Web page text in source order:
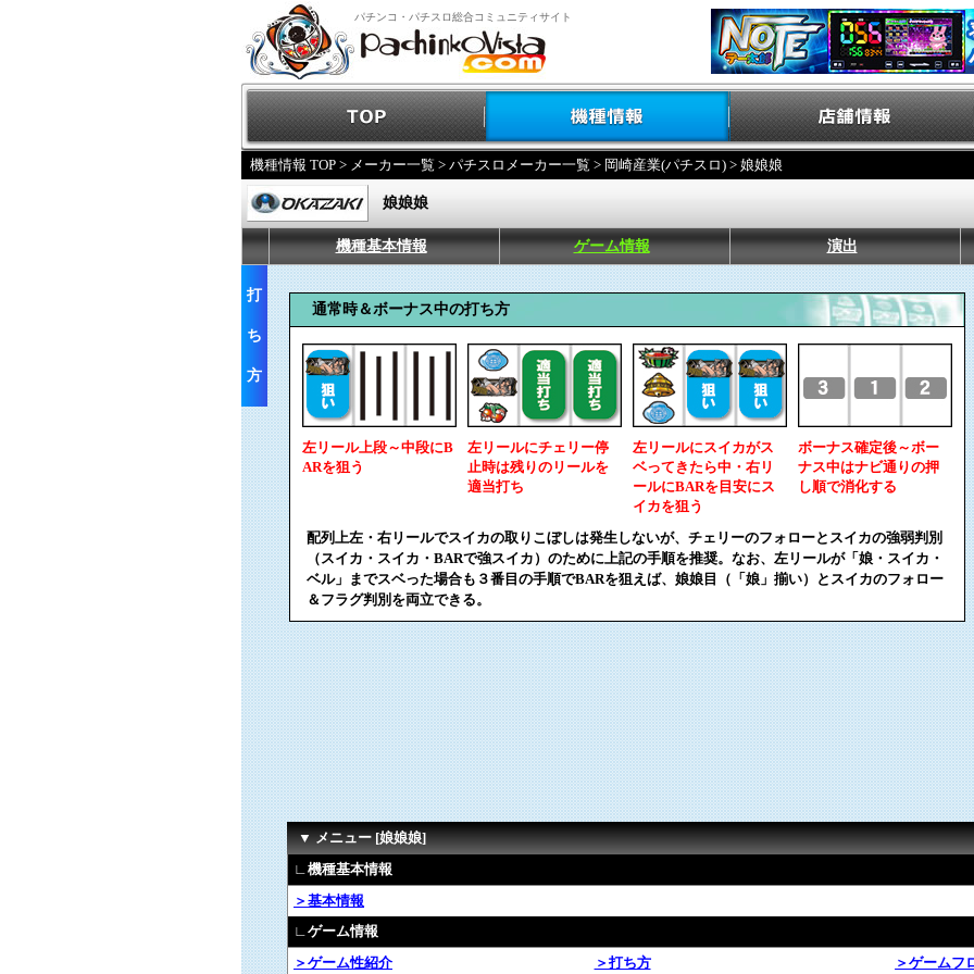
パチンコ・パチスロ総合コミュニティサイト
機種情報 TOP > メーカー一覧 > パチスロメーカー一覧 > 岡崎産業(パチスロ) > 娘娘娘
娘娘娘
機種基本情報 ゲーム情報 演出
打
ち
方
通常時＆ボーナス中の打ち方
左リール上段～中段にB
ARを狙う
左リールにチェリー停
止時は残りのリールを
適当打ち
左リールにスイカがス
ベってきたら中・右リ
ールにBARを目安にス
イカを狙う
ボーナス確定後～ボー
ナス中はナビ通りの押
し順で消化する
配列上左・右リールでスイカの取りこぼしは発生しないが、チェリーのフォローとスイカの強弱判別
（スイカ・スイカ・BARで強スイカ）のために上記の手順を推奨。なお、左リールが「娘・スイカ・
ベル」までスベった場合も３番目の手順でBARを狙えば、娘娘目（「娘」揃い）とスイカのフォロー
＆フラグ判別を両立できる。
▼ メニュー [娘娘娘]
∟機種基本情報
＞基本情報
∟ゲーム情報
＞ゲーム性紹介
＞打ち方 ＞ゲームフ